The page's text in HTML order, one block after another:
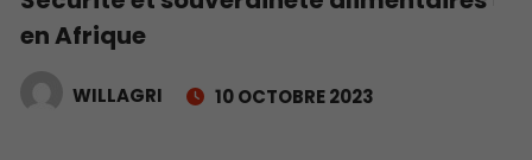
en Afrique
WILLAGRI 10 OCTOBRE 2023